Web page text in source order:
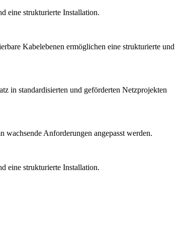
eine strukturierte Installation.
Kabelebenen ermöglichen eine strukturierte und
in standardisierten und geförderten Netzprojekten
wachsende Anforderungen angepasst werden.
eine strukturierte Installation.